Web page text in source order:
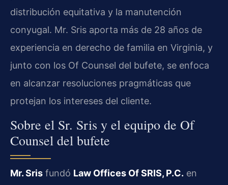
distribución equitativa y la manutención
conyugal. Mr. Sris aporta más de 28 años de
experiencia en derecho de familia en Virginia, y
junto con los Of Counsel del bufete, se enfoca
en alcanzar resoluciones pragmáticas que
protejan los intereses del cliente.
Sobre el Sr. Sris y el equipo de Of
Counsel del bufete
Mr. Sris fundó Law Offices Of SRIS, P.C. en